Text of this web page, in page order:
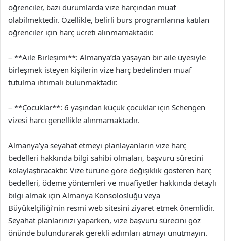
öğrenciler, bazı durumlarda vize harçından muaf
olabilmektedir. Özellikle, belirli burs programlarına katılan
öğrenciler için harç ücreti alınmamaktadır.
– **Aile Birleşimi**: Almanya’da yaşayan bir aile üyesiyle
birleşmek isteyen kişilerin vize harç bedelinden muaf
tutulma ihtimali bulunmaktadır.
– **Çocuklar**: 6 yaşından küçük çocuklar için Schengen
vizesi harcı genellikle alınmamaktadır.
Almanya’ya seyahat etmeyi planlayanların vize harç
bedelleri hakkında bilgi sahibi olmaları, başvuru sürecini
kolaylaştıracaktır. Vize türüne göre değişiklik gösteren harç
bedelleri, ödeme yöntemleri ve muafiyetler hakkında detaylı
bilgi almak için Almanya Konsolosluğu veya
Büyükelçiliği’nin resmi web sitesini ziyaret etmek önemlidir.
Seyahat planlarınızı yaparken, vize başvuru sürecini göz
önünde bulundurarak gerekli adımları atmayı unutmayın.